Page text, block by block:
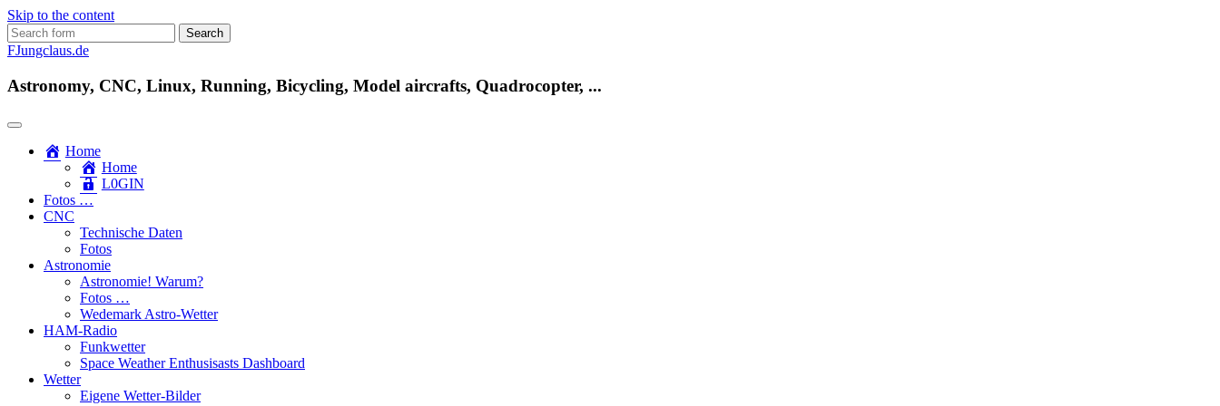
Skip to the content
Search
for:
FJungclaus.de
Astronomy, CNC, Linux, Running, Bicycling, Model aircrafts, Quadrocopter, ...
Home
Home
L​0​​GIN
Fotos …
CNC
Technische Daten
Fotos
Astronomie
Astronomie! Warum?
Fotos …
Wedemark Astro-Wetter
HAM-Radio
Funkwetter
Space Weather Enthusisasts Dashboard
Wetter
Eigene Wetter-Bilder